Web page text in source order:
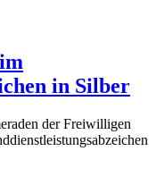
in Silber
der Freiwilligen